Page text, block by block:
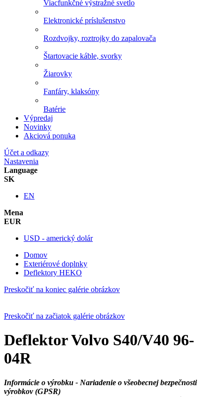
Viacfunkčné výstražné svetlo
Elektronické príslušenstvo
Rozdvojky, roztrojky do zapalovača
Štartovacie káble, svorky
Žiarovky
Fanfáry, klaksóny
Batérie
Výpredaj
Novinky
Akciová ponuka
Účet a odkazy
Nastavenia
Language
SK
EN
Mena
EUR
USD - americký dolár
Domov
Exteriérové doplnky
Deflektory HEKO
Preskočiť na koniec galérie obrázkov
Preskočiť na začiatok galérie obrázkov
Deflektor Volvo S40/V40 96-
04R
Informácie o výrobku - Nariadenie o všeobecnej bezpečnosti
výrobkov (GPSR)